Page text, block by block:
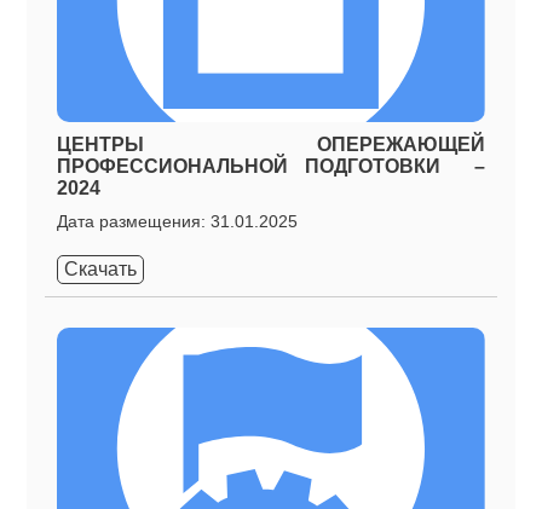
ЦЕНТРЫ ОПЕРЕЖАЮЩЕЙ
ПРОФЕССИОНАЛЬНОЙ ПОДГОТОВКИ –
2024
Дата размещения: 31.01.2025
Скачать